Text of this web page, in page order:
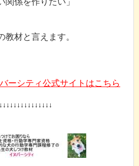
材と言えます。
ーシティ公式サイトはこちら
↓↓↓↓↓↓↓↓↓↓↓↓↓↓↓